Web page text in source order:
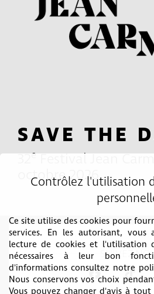
Contrôlez l'utilisation
Ce site utilise des cookies pour
services. En les autorisant,
lecture de cookies et l'utilisation
nécessaires à leur bon
d'informations consultez notre
Nous conservons vos choix
Vous pouvez changer d'avis à
SAVE THE
32eFestival Jean
octobre 2026
SUIVEZ-